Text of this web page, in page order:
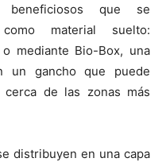
beneficiosos que se
material suelto:
mediante Bio-Box, una
un gancho que puede
de las zonas más
distribuyen en una capa